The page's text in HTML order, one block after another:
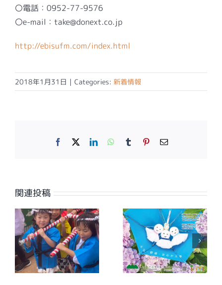
〇電話：0952-77-9576
〇e-mail：take@donext.co.jp
http://ebisufm.com/index.html
2018年1月31日 | Categories: 新着情報
Facebook LinkedInWhatsApp
Tumblr Pinterest
電
関連投稿
【広報誌】ワイ
ヤーさが2026
年7月号に掲載
しました
【広報誌】ワイ
ヤーさが2026
年6月号に掲載
しました